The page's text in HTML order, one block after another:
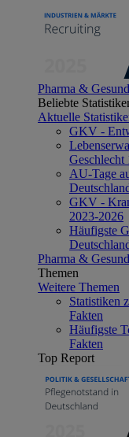
Pharma &
Beliebte
Aktuelle
GKV -
Geschlecht
AU-Tage
GKV -
2023-2026
Häufigste
Pharma &
Themen
Weitere Themen
Statistiken
Fakten
Häufigste
Fakten
Top Report